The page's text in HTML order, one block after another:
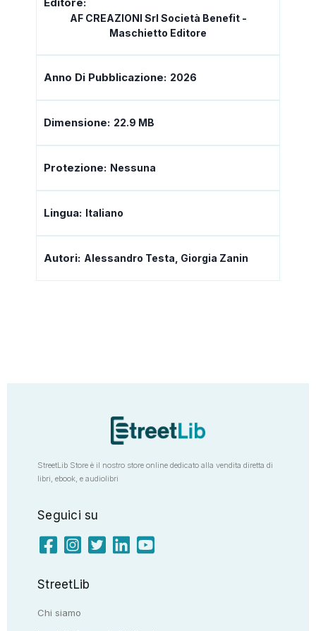
Editore:
AF CREAZIONI Srl Società Benefit -
Maschietto Editore
Anno Di Pubblicazione: 2026
Dimensione: 22.9 MB
Protezione: Nessuna
Lingua: Italiano
Autori: Alessandro Testa, Giorgia Zanin
StreetLib Store è il nostro store online dedicato alla vendita diretta di
libri, ebook, e audiolibri
Seguici su
StreetLib
Chi siamo